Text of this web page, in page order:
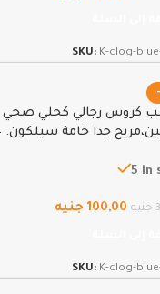
SKU: K-clog-
كروس رجالي كحلي صحي
5 in
جنيه 100,00 جنيه
SKU: K-clog-